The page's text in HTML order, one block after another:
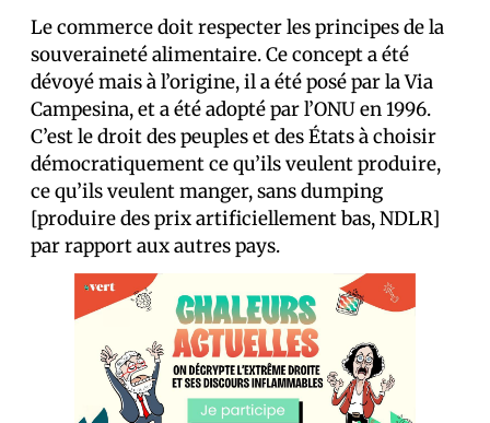
Le commerce doit respecter les principes de la
souveraineté alimentaire. Ce concept a été
dévoyé mais à l’origine, il a été posé par la Via
Campesina, et a été adopté par l’ONU en 1996.
C’est le droit des peuples et des États à choisir
démocratiquement ce qu’ils veulent produire,
ce qu’ils veulent manger, sans dumping
[produire des prix artificiellement bas, NDLR]
par rapport aux autres pays.